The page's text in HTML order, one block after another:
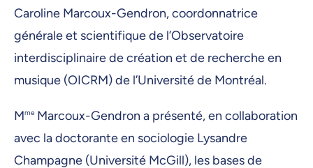
Caroline Marcoux-Gendron, coordonnatrice
générale et scientifique de l’Observatoire
interdisciplinaire de création et de recherche en
musique (OICRM) de l’Université de Montréal.
Mme Marcoux-Gendron a présenté, en collaboration
avec la doctorante en sociologie Lysandre
Champagne (Université McGill), les bases de